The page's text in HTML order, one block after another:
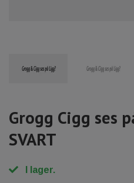
Grogg Cigg ses
SVART
I lager.